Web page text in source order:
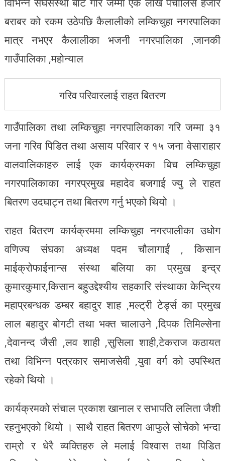
बराबर को रकम उठेपछि कैलालीको लम्किचुहा नगरपालिका
मात्र नभएर कैलालीका भजनी नगरपालिका ,जानकी
गाउँपालिका ,महोन्याल
गरिव परिवारलाई राहत बितरण
गाउँपालिका तथा लम्किचुहा नगरपालिकाका गरि जम्मा ३१
जना गरिव पिडित तथा असाय परिवार र १५ जना वेसाराहार
वालवालिकाहरु लाई एक कार्यक्रमका बिच लम्किचुहा
नगरपालिकाका नगरप्रमुख महादेव बजगाई ज्यु ले राहत
बितरण उदघाट्न तथा बितरण गर्नु भएको थियो ।
राहत बितरण कार्यक्रममा लम्किचुहा नगरपालीका उधोग
वणिज्य संघका अध्यक्ष पदम चौलागाईं , किसान
माईक्रोफाईनान्स संस्था बलिया का प्रमुख इन्द्र
कुमारकुमार,किसान बहुउद्देश्यीय सहकारि संस्थाका केन्द्रिय
महाप्रबन्धक डम्बर बहादुर शाह ,मल्ट्री टेर्ड्स का प्रमुख
लाल बहादुर बोगटी तथा भक्त चालाउने ,दिपक तिमिल्सेना
,देवानन्द जैसी ,लव शाही ,सुसिला शाही,टेकराज कठायत
तथा विभिन्न पत्रकार समाजसेवी ,युवा वर्ग को उपस्थित
रहेको थियो ।
कार्यक्रमको संचाल प्रकाश खानाल र सभापति ललिता जैशी
रहनुभएको थियो । साथै राहत बितरण आफुले सोचेको भन्दा
राम्रो र धेरै व्यक्तिहरु ले मलाई विश्वास तथा पिडित